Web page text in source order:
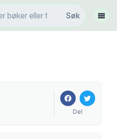
Søk
Søk
Vis
Del